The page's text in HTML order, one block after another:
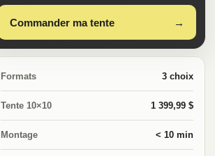
Commander ma tente →
Formats 3 choix
Tente 10×10 1 399,99 $
Montage < 10 min